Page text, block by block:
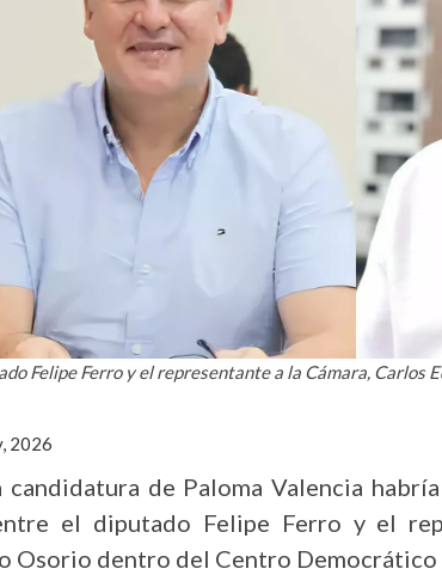
Felipe Ferro y el representante a la Cámara, Carlos
2026
candidatura de Paloma Valencia
el diputado Felipe Ferro y el
Osorio dentro del Centro Democrático